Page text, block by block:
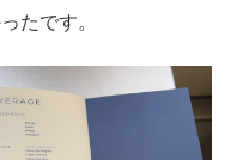
たです。